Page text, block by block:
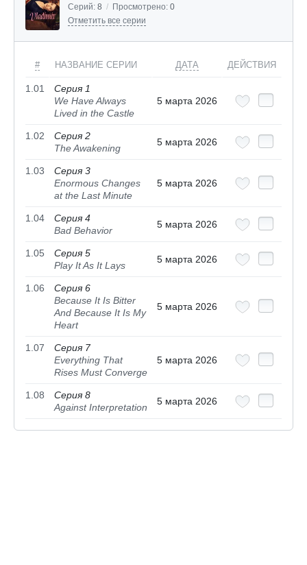
Серий: 8 / Просмотрено: 0
Отметить все серии
# НАЗВАНИЕ СЕРИИ ДАТА ДЕЙСТВИЯ
1.01
Серия 1
We Have Always
Lived in the Castle
5 марта 2026
1.02
Серия 2
The Awakening
5 марта 2026
1.03
Серия 3
Enormous Changes
at the Last Minute
5 марта 2026
1.04
Серия 4
Bad Behavior
5 марта 2026
1.05
Серия 5
Play It As It Lays
5 марта 2026
1.06
Серия 6
Because It Is Bitter
And Because It Is My
Heart
5 марта 2026
1.07
Серия 7
Everything That
Rises Must Converge
5 марта 2026
1.08
Серия 8
Against Interpretation
5 марта 2026